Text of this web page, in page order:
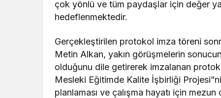
çok yönlü ve tüm paydaşlar için değer
hedeflenmektedir.
Gerçekleştirilen protokol imza töreni
Metin Alkan, yakın görüşmelerin
olduğunu dile getirerek imzalanan
Mesleki Eğitimde Kalite İşbirliği
planlaması ve çalışma hayatı için